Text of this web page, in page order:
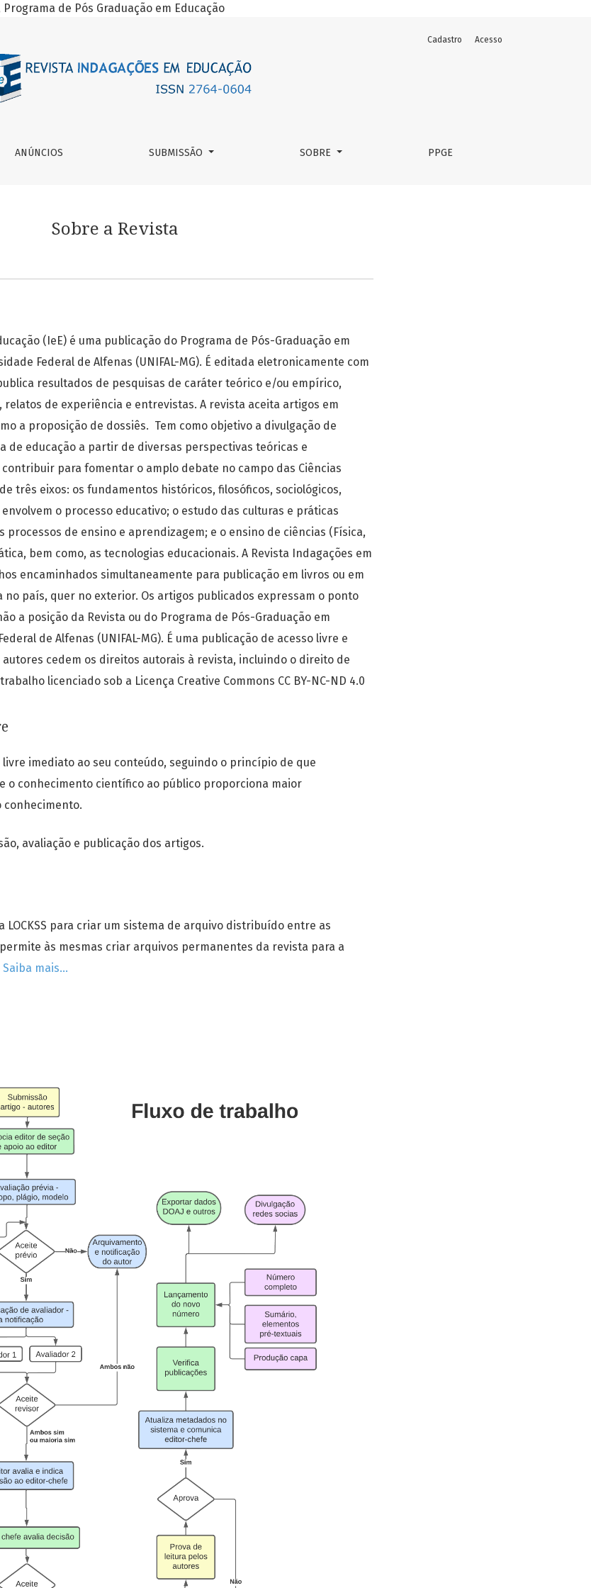
de Pós Graduação em Educação
ANÚNCIOS SUBMISSÃO SOBRE PPGE
Cadastro Acesso
Sobre a Revista
(IeE) é uma publicação do Programa de Pós-Graduação em
Federal de Alfenas (UNIFAL-MG). É editada eletronicamente com
resultados de pesquisas de caráter teórico e/ou empírico,
relatos de experiência e entrevistas. A revista aceita artigos em
a proposição de dossiês. Tem como objetivo a divulgação de
de educação a partir de diversas perspectivas teóricas e
para fomentar o amplo debate no campo das Ciências
três eixos: os fundamentos históricos, filosóficos, sociológicos,
o processo educativo; o estudo das culturas e práticas
processos de ensino e aprendizagem; e o ensino de ciências (Física,
bem como, as tecnologias educacionais. A Revista Indagações em
encaminhados simultaneamente para publicação em livros ou em
no país, quer no exterior. Os artigos publicados expressam o ponto
a posição da Revista ou do Programa de Pós-Graduação em
de Alfenas (UNIFAL-MG). É uma publicação de acesso livre e
autores cedem os direitos autorais à revista, incluindo o direito de
licenciado sob a Licença Creative Commons CC BY-NC-ND 4.0
livre imediato ao seu conteúdo, seguindo o princípio de que
o conhecimento científico ao público proporciona maior
conhecimento.
avaliação e publicação dos artigos.
LOCKSS para criar um sistema de arquivo distribuído entre as
às mesmas criar arquivos permanentes da revista para a
Saiba mais...